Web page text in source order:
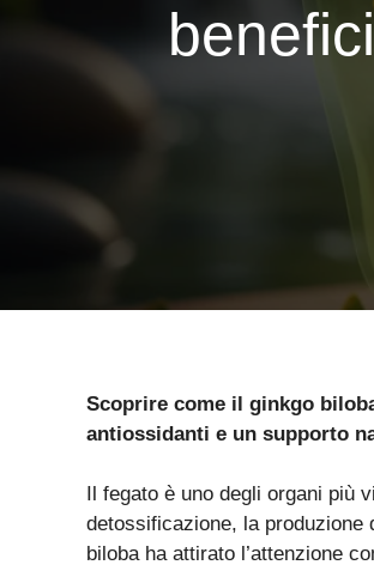
Scoprire come il ginkgo
antiossidanti e un supporto
Il fegato è uno degli organi più
detossificazione, la produzione
biloba ha attirato l’attenzione